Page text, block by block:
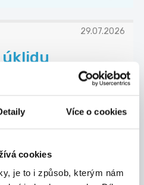
Více o cookies
cookies
je to i způsob, kterým nám
29.07.2026